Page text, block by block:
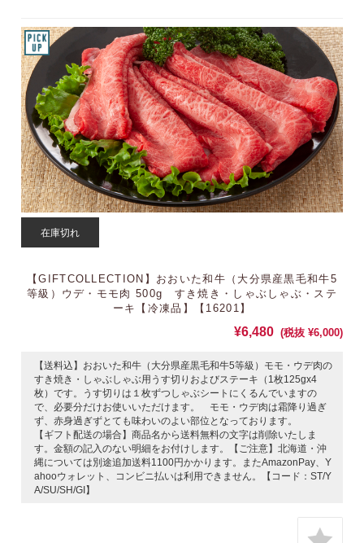
在庫切れ
【GIFTCOLLECTION】おおいた和牛（大分県産黒毛和牛5
等級）ウデ・モモ肉 500g すき焼き・しゃぶしゃぶ・ステ
ーキ【冷凍品】【16201】
¥6,480 (税抜 ¥6,000)
【送料込】おおいた和牛（大分県産黒毛和牛5等級）モモ・ウデ肉の
すき焼き・しゃぶしゃぶ用うす切りおよびステーキ（1枚125gx4
枚）です。うす切りは１枚ずつしゃぶシートにくるんでいますの
で、必要分だけお使いいただけます。 モモ・ウデ肉は霜降り過ぎ
ず、赤身過ぎずとても味わいのよい部位となっております。
【ギフト配送の場合】商品名から送料無料の文字は削除いたしま
す。金額の記入のない明細をお付けします。【ご注意】北海道・沖
縄については別途追加送料1100円かかります。またAmazonPay、Y
ahooウォレット、コンビニ払いは利用できません。【コード：ST/Y
A/SU/SH/GI】